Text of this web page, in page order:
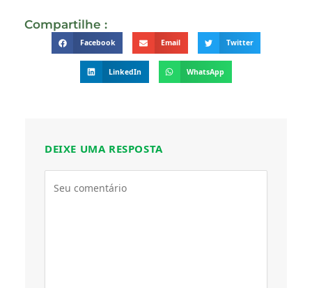
Compartilhe :
Facebook Email Twitter
LinkedIn WhatsApp
DEIXE UMA RESPOSTA